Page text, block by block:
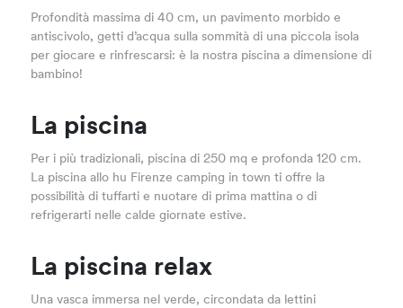
Profondità massima di 40 cm, un pavimento morbido e
antiscivolo, getti d’acqua sulla sommità di una piccola isola
per giocare e rinfrescarsi: è la nostra piscina a dimensione di
bambino!
La piscina
Per i più tradizionali, piscina di 250 mq e profonda 120 cm.
La piscina allo hu Firenze camping in town ti offre la
possibilità di tuffarti e nuotare di prima mattina o di
refrigerarti nelle calde giornate estive.
La piscina relax
Una vasca immersa nel verde, circondata da lettini